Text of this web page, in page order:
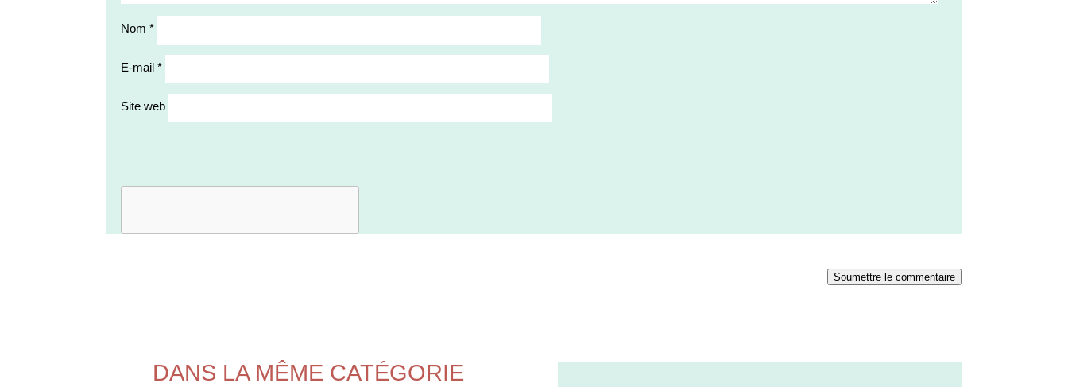
Nom*
E-mail*
Site web
Soumettre le commentaire
DANS LA MÊME CATÉGORIE